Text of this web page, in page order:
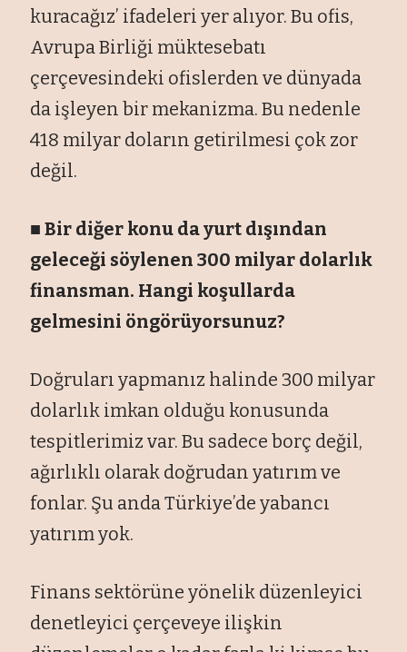
kuracağız’ ifadeleri yer alıyor. Bu ofis,
Avrupa Birliği müktesebatı
çerçevesindeki ofislerden ve dünyada
da işleyen bir mekanizma. Bu nedenle
418 milyar doların getirilmesi çok zor
değil.
■ Bir diğer konu da yurt dışından
geleceği söylenen 300 milyar dolarlık
finansman. Hangi koşullarda
gelmesini öngörüyorsunuz?
Doğruları yapmanız halinde 300 milyar
dolarlık imkan olduğu konusunda
tespitlerimiz var. Bu sadece borç değil,
ağırlıklı olarak doğrudan yatırım ve
fonlar. Şu anda Türkiye’de yabancı
yatırım yok.
Finans sektörüne yönelik düzenleyici
denetleyici çerçeveye ilişkin